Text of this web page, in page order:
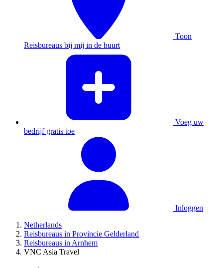
Toon
Reisbureaus bij mij in de buurt
Voeg uw
bedrijf gratis toe
Inloggen
Netherlands
Reisbureaus in Provincie Gelderland
Reisbureaus in Arnhem
VNC Asia Travel